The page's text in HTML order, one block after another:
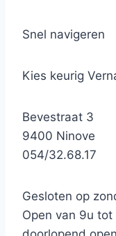
Snel navigeren
Kies keurig
Bevestraat 3
9400 Ninove
054/32.68.17
Gesloten op
Open van 9u tot